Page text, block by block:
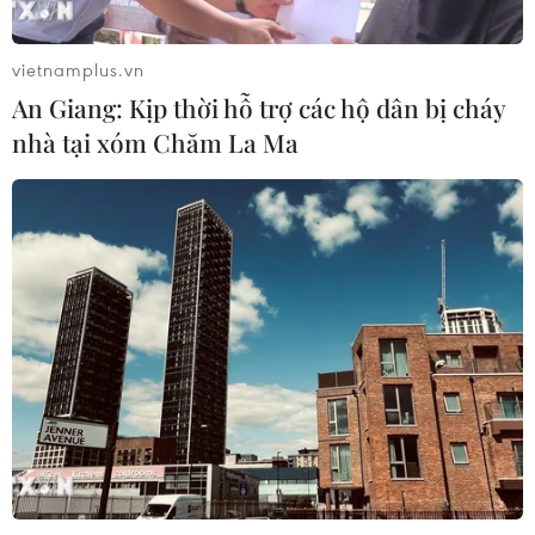
chuyển đổi số
04/08/2026 01:21
Anh thúc đẩy sử dụng robot trong
phẫu thuật nội soi
Xem thêm
CƠ QUAN CHỦ QUẢN: THÔNG TẤN XÃ VIỆT NAM
Tổng Biên tập: TRẦN TIẾN DUẨN
vietnamplus.vn
An Giang: Kịp thời hỗ trợ các hộ dân bị cháy
nhà tại xóm Chăm La Ma